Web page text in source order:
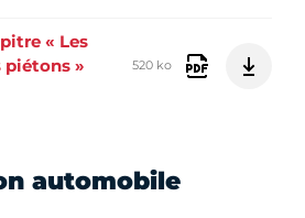
« Les
piétons »
520 ko
automobile